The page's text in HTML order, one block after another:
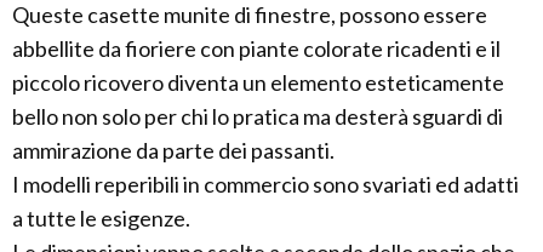
Queste casette munite di finestre, possono essere
abbellite da fioriere con piante colorate ricadenti e il
piccolo ricovero diventa un elemento esteticamente
bello non solo per chi lo pratica ma desterà sguardi di
ammirazione da parte dei passanti.
I modelli reperibili in commercio sono svariati ed adatti
a tutte le esigenze.